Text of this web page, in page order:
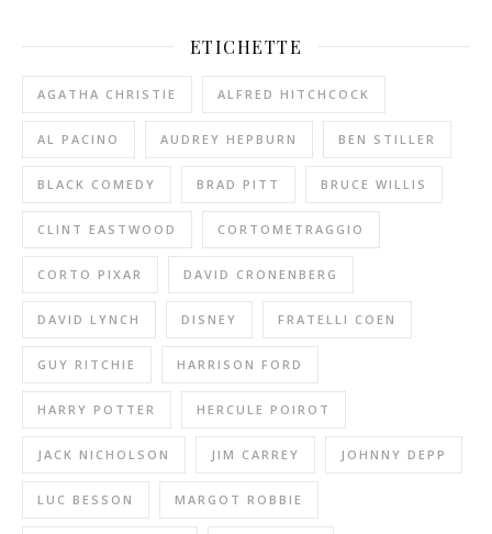
ETICHETTE
AGATHA CHRISTIE ALFRED HITCHCOCK
AL PACINO AUDREY HEPBURN BEN STILLER
BLACK COMEDY BRAD PITT BRUCE WILLIS
CLINT EASTWOOD CORTOMETRAGGIO
CORTO PIXAR DAVID CRONENBERG
DAVID LYNCH DISNEY FRATELLI COEN
GUY RITCHIE HARRISON FORD
HARRY POTTER HERCULE POIROT
JACK NICHOLSON JIM CARREY JOHNNY DEPP
LUC BESSON MARGOT ROBBIE